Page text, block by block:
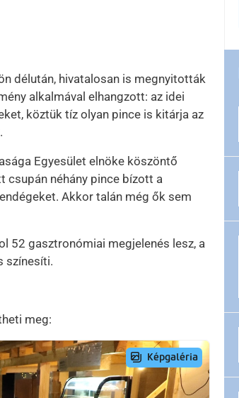
window
new window
in a new window
délután, hivatalosan is megnyitották
alkalmával elhangzott: az idei
köztük tíz olyan pince is kitárja az
Egyesület elnöke köszöntő
csupán néhány pince bízott a
Akkor talán még ők sem
52 gasztronómiai megjelenés lesz, a
színesíti.
meg: